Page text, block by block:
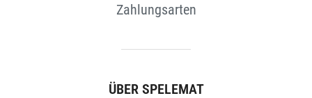
Zahlungsarten
ÜBER SPELEMAT